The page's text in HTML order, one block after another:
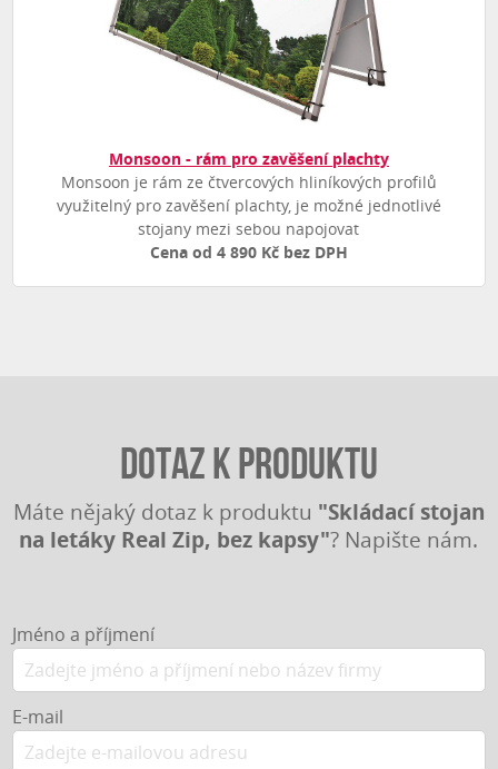
Monsoon - rám pro zavěšení plachty
Monsoon je rám ze čtvercových hliníkových profilů
využitelný pro zavěšení plachty, je možné jednotlivé
stojany mezi sebou napojovat
Cena od 4 890 Kč bez DPH
Dotaz k produktu
Máte nějaký dotaz k produktu "Skládací stojan
na letáky Real Zip, bez kapsy"? Napište nám.
Jméno a příjmení
E-mail